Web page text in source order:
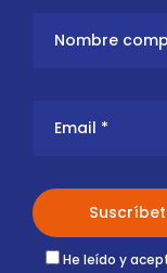
He leído y